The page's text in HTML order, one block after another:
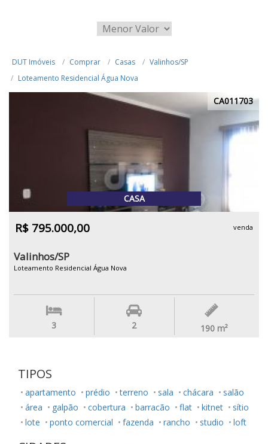
DUT Imóveis Comprar Casas
Valinhos/SP
Loteamento Residencial Água Nova
CA011703
CASA
R$ 795.000,00 venda
Valinhos/SP
Loteamento Residencial Água Nova
3 2 190 m²
TIPOS
apartamento prédio terreno sala chácara
salão
área
galpão cobertura barracão flat kitnet
sítio
lote
ponto comercial fazenda rancho studio loft